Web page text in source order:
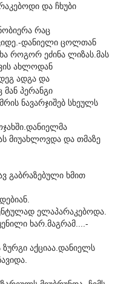
და ჩხუბი
რაც
დანიელი ცოლთან
როგორ ეძინა ლიზას.მას
ახლოდან
ადგა და
პერანგი
ნავარჯიშებ სხეულს
მიუახლოვდა და თმაზე
გაბრაზებული ხმით
ელაპარაკებოდა.
ხარ.მაგრამ....-
აქციაა.დანიელს